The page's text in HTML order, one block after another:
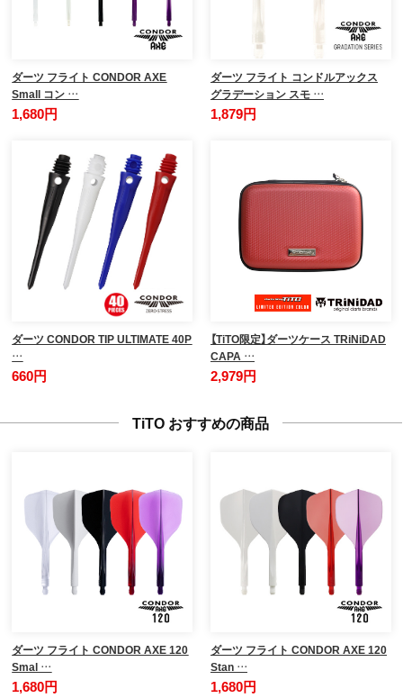
ダーツ フライト CONDOR AXE
Small コン …
1,680円
ダーツ フライト コンドルアックス
グラデーション スモ …
1,879円
ダーツ CONDOR TIP ULTIMATE 40P
…
660円
【TiTO限定】ダーツケース TRiNiDAD
CAPA …
2,979円
TiTO おすすめの商品
ダーツ フライト CONDOR AXE 120
Smal …
1,680円
ダーツ フライト CONDOR AXE 120
Stan …
1,680円